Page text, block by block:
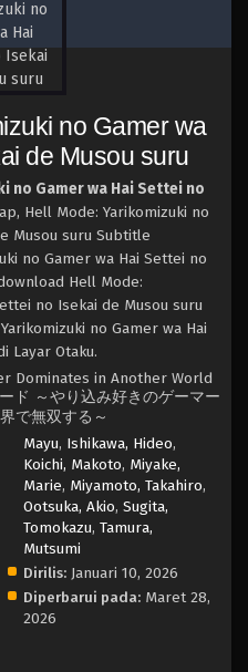
no Gamer wa
de Musou suru
no Gamer wa Hai Settei no
Hell Mode: Yarikomizuki no
Musou suru Subtitle
no Gamer wa Hai Settei no
Hell Mode:
no Isekai de Musou suru
no Gamer wa Hai
Layar Otaku.
Dominates in Another World
ド ～やり込み好きのゲーマー
で無双する～
Mayu, Ishikawa, Hideo,
Koichi, Makoto, Miyake,
Marie, Miyamoto, Takahiro,
Ootsuka, Akio,Sugita,
Tomokazu,Tamura,
Mutsumi
Dirilis: Januari 10, 2026
Diperbarui pada: Maret 28,
2026